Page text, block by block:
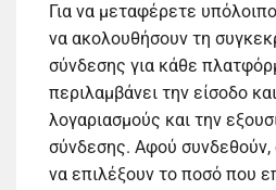
Για να μεταφέρετε
να ακολουθήσουν τη
σύνδεσης για κάθε
περιλαμβάνει την είσοδο
λογαριασμούς και την
σύνδεσης. Αφού συνδεθούν,
να επιλέξουν το ποσό που